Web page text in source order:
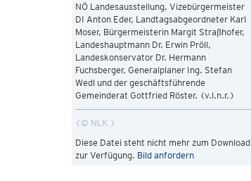
NÖ Landesausstellung, Vizebürgermeister
DI Anton Eder, Landtagsabgeordneter Karl
Moser, Bürgermeisterin Margit Straßhofer,
Landeshauptmann Dr. Erwin Pröll,
Landeskonservator Dr. Hermann
Fuchsberger, Generalplaner Ing. Stefan
Wedl und der geschäftsführende
Gemeinderat Gottfried Röster. (v.l.n.r.)
© NLK
Diese Datei steht nicht mehr zum Download
zur Verfügung. Bild anfordern